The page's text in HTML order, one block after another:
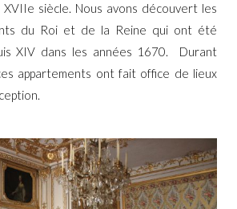
XVIIe siècle. Nous avons découvert les
du Roi et de la Reine qui ont été
XIV dans les années 1670. Durant
appartements ont fait office de lieux